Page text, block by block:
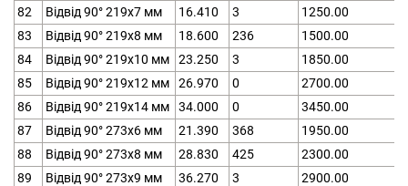
82
Відвід 90° 219х7 мм 16.410 3
1250.00
83
Відвід 90° 219х8 мм 18.600 236
1500.00
84
Відвід 90° 219х10 мм 23.250 3
1850.00
85
Відвід 90° 219х12 мм 26.970 0
2700.00
86
Відвід 90° 219х14 мм 34.000 0
3450.00
87
Відвід 90° 273х6 мм 21.390 368
1950.00
88
Відвід 90° 273х8 мм 28.830 425
2300.00
89
Відвід 90° 273х9 мм 36.270 3
2900.00